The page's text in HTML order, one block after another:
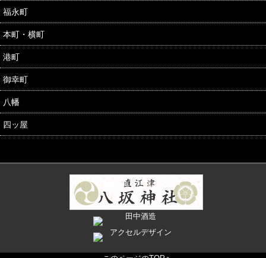
福永町
本町・横町
港町
御幸町
八幡
四ッ屋